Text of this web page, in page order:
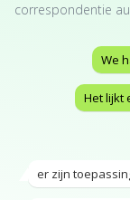
correspondentie
We
Het lijkt
er zijn